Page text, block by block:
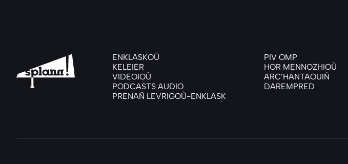
ENKLASKOÙ
KELEIER
VIDEOIOÙ
PODCASTS AUDIO
PRENAÑ LEVRIGOÙ-ENKLASK
PIV OMP
HOR MENNOZHIOÙ
ARC’HANTAOUIÑ
DAREMPRED